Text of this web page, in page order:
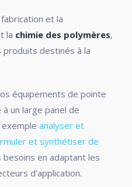
et la
la chimie des polymères,
produits destinés à la
équipements de pointe
un large panel de
analyser et
et synthétiser de
besoins en adaptant les
d’application.